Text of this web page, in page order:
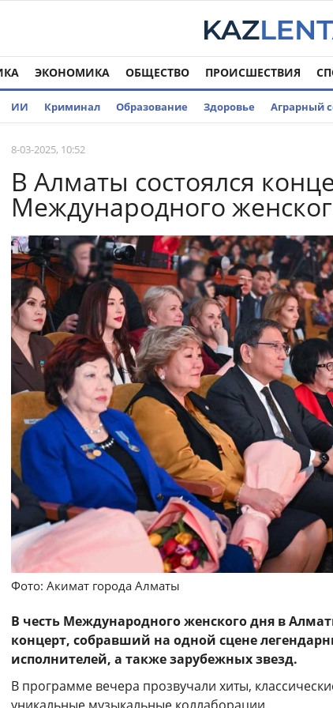
ЭКОНОМИКА ОБЩЕСТВО ПРОИСШЕСТВИЯ
ИИ Криминал Образование Здоровье Аграрный
8-03-2025, 10:52
В Алматы состоялся
Международного
Фото: Акимат города Алматы
В честь Международного женского дня в
концерт, собравший на одной сцене
исполнителей, а также зарубежных звезд.
В программе вечера прозвучали хиты,